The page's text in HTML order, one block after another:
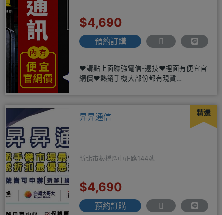
$4,690
預約訂購
❤️請點上面聯強電信-遠技❤️裡面有便宜官
網價❤️熱銷手機大部份都有現貨
精選
昇昇通信
新北市板橋區中正路144號
$4,690
預約訂購